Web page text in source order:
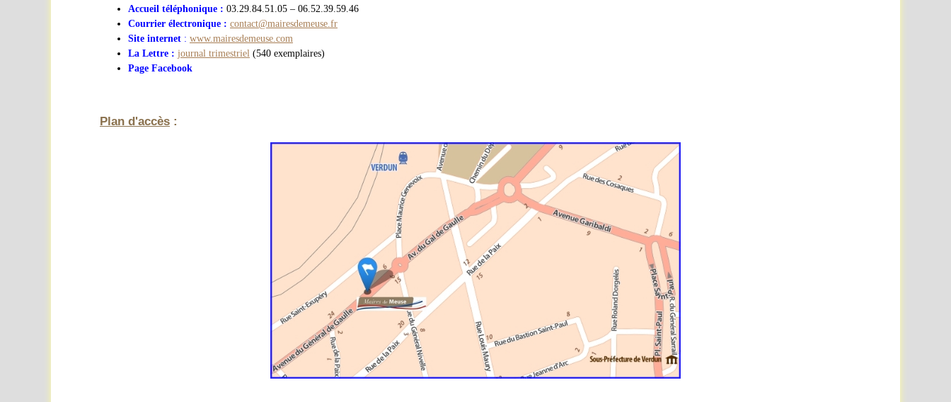
Accueil téléphonique : 03.29.84.51.05 – 06.52.39.59.46
Courrier électronique : contact@mairesdemeuse.fr
Site internet : www.mairesdemeuse.com
La Lettre : journal trimestriel (540 exemplaires)
Page Facebook
Plan d'accès :